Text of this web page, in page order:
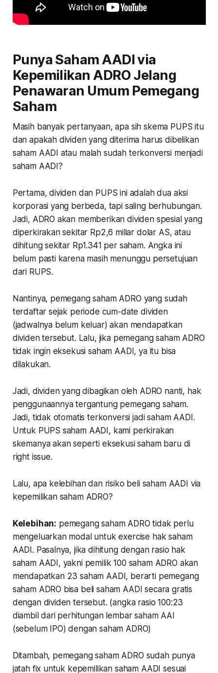
Punya Saham AADI via
Kepemilikan ADRO Jelang
Penawaran Umum Pemegang
Saham
Masih banyak pertanyaan, apa sih skema PUPS itu
dan apakah dividen yang diterima harus dibelikan
saham AADI atau malah sudah terkonversi menjadi
saham AADI?
Pertama, dividen dan PUPS ini adalah dua aksi
korporasi yang berbeda, tapi saling berhubungan.
Jadi, ADRO akan memberikan dividen spesial yang
diperkirakan sekitar Rp2,6 miliar dolar AS, atau
dihitung sekitar Rp1.341 per saham. Angka ini
belum pasti karena masih menunggu persetujuan
dari RUPS.
Nantinya, pemegang saham ADRO yang sudah
terdaftar sejak periode cum-date dividen
(jadwalnya belum keluar) akan mendapatkan
dividen tersebut. Lalu, jika pemegang saham ADRO
tidak ingin eksekusi saham AADI, ya itu bisa
dilakukan.
Jadi, dividen yang dibagikan oleh ADRO nanti, hak
penggunaannya tergantung pemegang saham.
Jadi, tidak otomatis terkonversi jadi saham AADI.
Untuk PUPS saham AADI, kami perkirakan
skemanya akan seperti eksekusi saham baru di
right issue.
Lalu, apa kelebihan dan risiko beli saham AADI via
kepemilikan saham ADRO?
Kelebihan: pemegang saham ADRO tidak perlu
mengeluarkan modal untuk exercise hak saham
AADI. Pasalnya, jika dihitung dengan rasio hak
saham AADI, yakni pemilik 100 saham ADRO akan
mendapatkan 23 saham AADI, berarti pemegang
saham ADRO bisa beli saham AADI secara gratis
dengan dividen tersebut. (angka rasio 100:23
diambil dari perhitungan lembar saham AAI
(sebelum IPO) dengan saham ADRO)
Ditambah, pemegang saham ADRO sudah punya
jatah fix untuk kepemilikan saham AADI sesuai